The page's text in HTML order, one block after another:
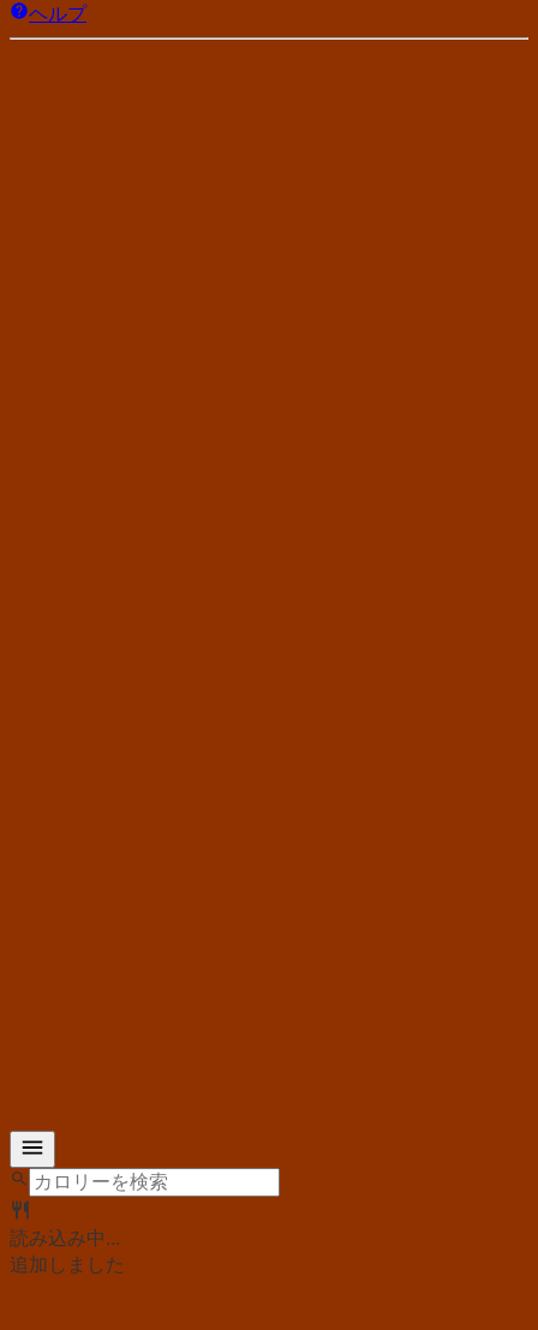
ヘルプ
読み込み中...
追加しました